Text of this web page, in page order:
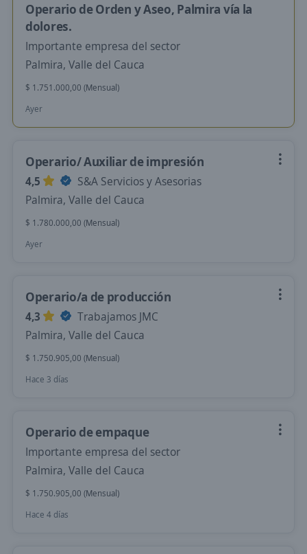
Operario de Orden y Aseo, Palmira vía la
dolores.
Importante empresa del sector
Palmira, Valle del Cauca
$ 1.751.000,00 (Mensual)
Ayer
Operario/ Auxiliar de impresión
4,5
S&A Servicios y Asesorias
Palmira, Valle del Cauca
$ 1.780.000,00 (Mensual)
Ayer
Operario/a de producción
4,3
Trabajamos JMC
Palmira, Valle del Cauca
$ 1.750.905,00 (Mensual)
Hace 3 días
Operario de empaque
Importante empresa del sector
Palmira, Valle del Cauca
$ 1.750.905,00 (Mensual)
Hace 4 días